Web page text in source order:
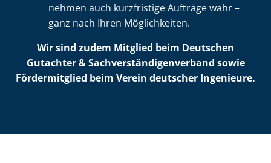
nehmen auch kurzfristige Aufträge wahr –
ganz nach Ihren Möglichkeiten.
Wir sind zudem Mitglied beim Deutschen
Gutachter & Sach­ver­stän­di­gen­ver­band sowie
Fördermitglied beim Verein deutscher Ingenieure.